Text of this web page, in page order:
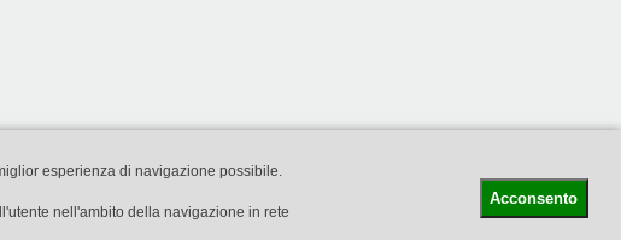
esperienza di navigazione possibile.
nell'ambito della navigazione in rete
Acconsento